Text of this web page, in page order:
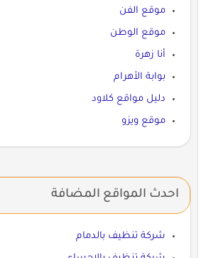
موقع الفن
موقع الوطن
أنا زهرة
بوابة الأهرام
دليل مواقع كلاود
موقع ويزو
احدث المواقع المضافة
شركة تنظيف بالدمام